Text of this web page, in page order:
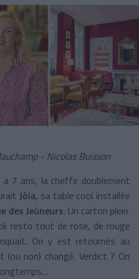
- Nicolas Buisson
7 ans, la cheffe doublement
Jòia, sa table cool installée
des Jeûneurs. Un carton plein.
resto tout de rose, de rouge
On y est retournés au
(ou non) changé. Verdict ? On